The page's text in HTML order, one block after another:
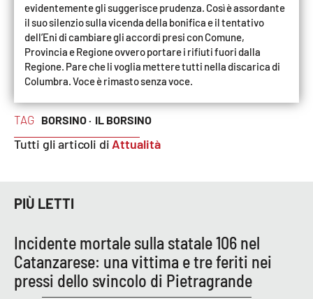
TAG BORSINO · IL BORSINO
Tutti gli articoli di Attualità
evidentemente gli suggerisce prudenza. Così è assordante
il suo silenzio sulla vicenda della bonifica e il tentativo
dell’Eni di cambiare gli accordi presi con Comune,
Provincia e Regione ovvero portare i rifiuti fuori dalla
Regione. Pare che li voglia mettere tutti nella discarica di
Columbra. Voce è rimasto senza voce.
PIÙ LETTI
Incidente mortale sulla statale 106 nel
Catanzarese: una vittima e tre feriti nei
pressi dello svincolo di Pietragrande